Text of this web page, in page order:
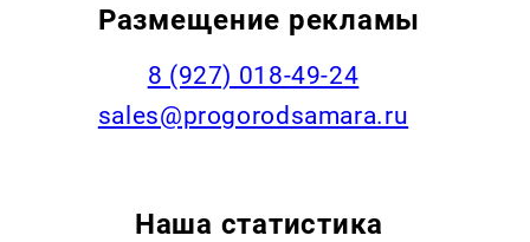
Размещение рекламы
8 (927) 018-49-24
sales@progorodsamara.ru
Наша статистика